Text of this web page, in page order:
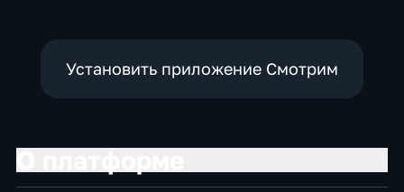
Установить приложение Смотрим